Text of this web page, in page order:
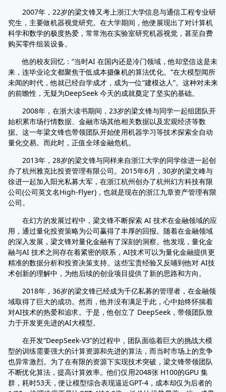
2007年，22岁的梁文锋又考上浙江大学信息与通信工程专业研
究生，主要做机器视觉研究。在大学期间，他便展现出了对计算机
科学和数学的极度热爱，常常泡在实验室研究机器视觉，甚至自费
购买零件组装设备。
他的校友回忆：“当时AI 在国内还是冷门领域，他却坚信这是未
来，连毕业论文都聚焦于低成本摄像机的算法优化。”在大模型闻所
未闻的时代，他就已经自学成才，成为一位“建模达人”。这种对未来
的前瞻性，无疑为DeepSeek 今天的成就奠定了坚实的基础。
2008年，在浙大读书期间，23岁的梁文锋与同学一起组团队开
始积累市场行情数据、金融市场其他相关数据以及宏观经济等数
据。这一年梁文锋也带领团队开始使用机器学习等技术探索全自动
量化交易。而此时，正值全球金融危机。
2013年，28岁的梁文锋与同样来自浙江大学的同学徐进一起创
办了杭州雅克比投资管理有限公司。2015年6月，30岁的梁文峰与
徐进一起加入阳光私募大军，在浙江杭州创办了杭州幻方科技有限
公司(公司英文名High-Flyer)，也就是现在的浙江九章资产管理有限
公司。
在幻方的发展过程中，梁文锋不断探索 AI 技术在金融领域的应
用，通过量化投资策略为公司赢得了丰厚的回报。随着在金融领域
的深入发展，梁文锋对量化金融有了深刻的洞察。他发现，量化金
融与AI 技术之间存在着紧密的联系，AI技术可以为量化金融提供更
精准的数据分析和投资决策支持。这些宝贵经验又反哺到他对 AI技
术创新的理解中，为他后续的创业项目提供了新的思路和方向。
2018年，36岁的梁文锋已经成为千亿私募的管理者，在金融领
域取得了巨大的成功。然而，他并没有满足于此，心中始终怀揣着
对AI技术的热爱和追求。于是，他创立了 DeepSeek，带领团队致
力于开发更先进的AI大模型。
在开发“DeepSeek-V3”的过程中，团队面临着巨大的挑战大模
型的训练需要强大的计算资源和先进的算法，而当时市场上的竞争
也异常激烈。为了在有限的资源下实现技术突破，梁文锋带领团队
不断优化算法，提高计算效率。他们仅用2048张 H100的GPU 集
群，耗时53天，便让模型综合表现逼近GPT-4，成本却仅为后者的